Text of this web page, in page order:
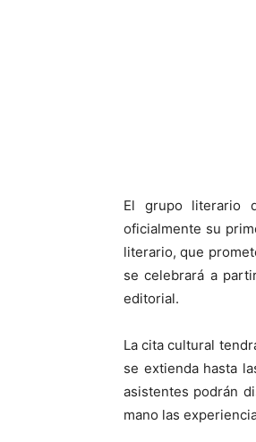
El grupo literario
oficialmente su
literario, que
se celebrará a
editorial.
La cita cultural
se extienda hasta
asistentes podrán
mano las